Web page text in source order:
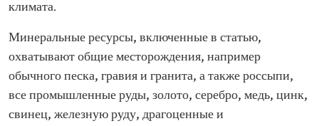
климата.
Минеральные ресурсы, включенные в статью,
охватывают общие месторождения, например
обычного песка, гравия и гранита, а также россыпи,
все промышленные руды, золото, серебро, медь, цинк,
свинец, железную руду, драгоценные и